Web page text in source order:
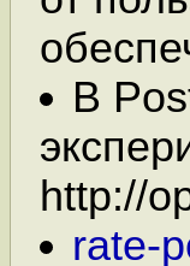
В
http://
rate-